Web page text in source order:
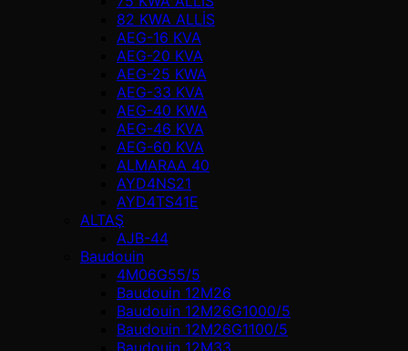
82 KWA ALLİS
AEG-16 KVA
AEG-20 KVA
AEG-25 KWA
AEG-33 KVA
AEG-40 KWA
AEG-46 KVA
AEG-60 KVA
ALMARAA 40
AYD4NS21
AYD4TS41E
ALTAŞ
AJB-44
Baudouin
4M06G55/5
Baudouin 12M26
Baudouin 12M26G1000/5
Baudouin 12M26G1100/5
Baudouin 12M33